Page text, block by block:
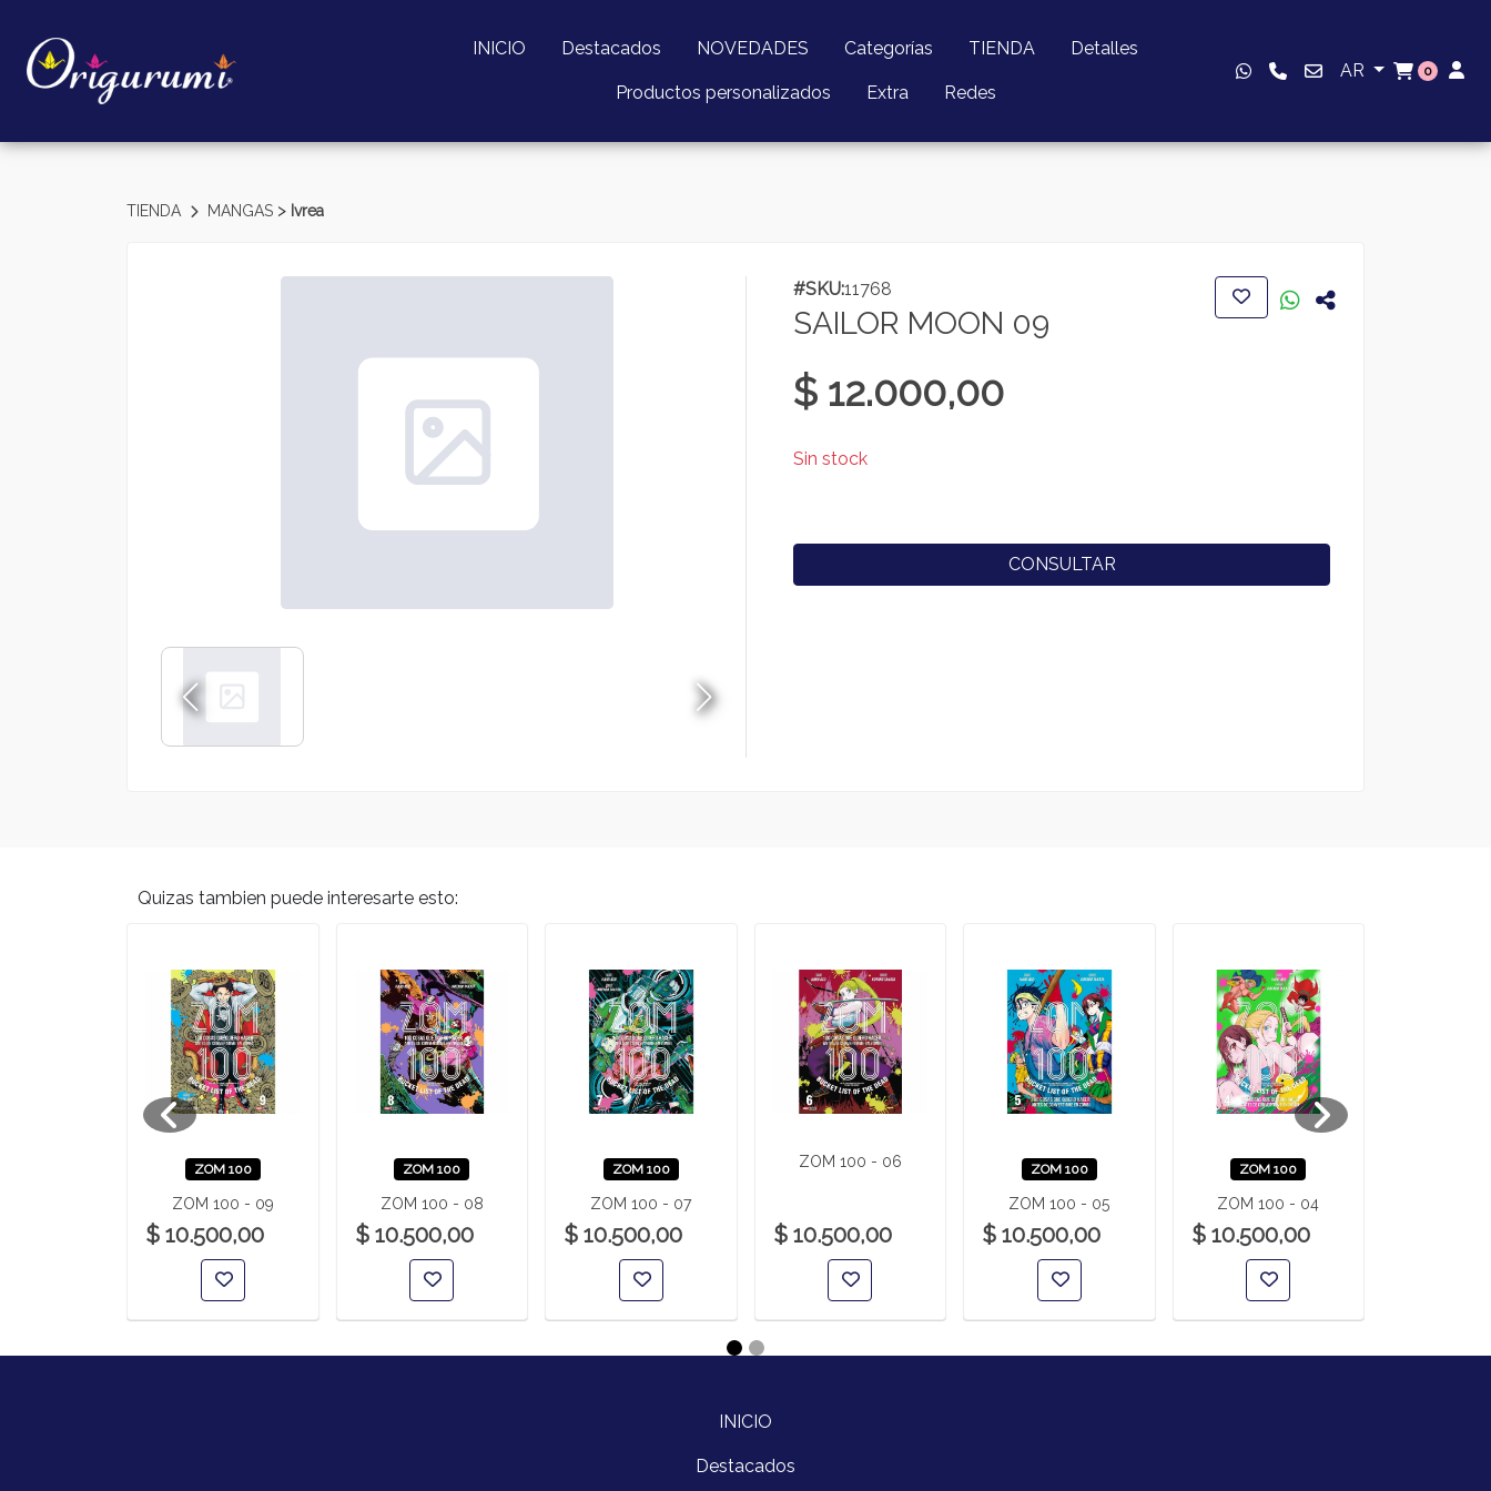
INICIO Destacados NOVEDADES Categorías TIENDA Detalles
Productos personalizados Extra Redes
AR 0
TIENDA MANGAS > Ivrea
#SKU:11768
SAILOR MOON 09
$ 12.000,00
Sin stock
CONSULTAR
Quizas tambien puede interesarte esto:
ZOM 100
ZOM 100 - 09
$ 10.500,00
ZOM 100
ZOM 100 - 08
$ 10.500,00
ZOM 100
ZOM 100 - 07
$ 10.500,00
ZOM 100 - 06
$ 10.500,00
ZOM 100
ZOM 100 - 05
$ 10.500,00
ZOM 100
ZOM 100 - 04
$ 10.500,00
INICIO
Destacados